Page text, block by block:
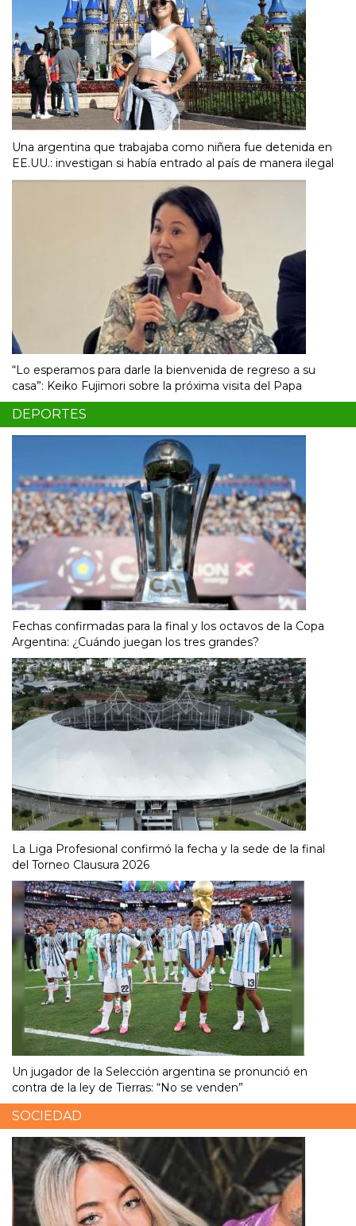
Una argentina que trabajaba como niñera fue detenida en
EE.UU.: investigan si había entrado al país de manera ilegal
“Lo esperamos para darle la bienvenida de regreso a su
casa”: Keiko Fujimori sobre la próxima visita del Papa
DEPORTES
Fechas confirmadas para la final y los octavos de la Copa
Argentina: ¿Cuándo juegan los tres grandes?
La Liga Profesional confirmó la fecha y la sede de la final
del Torneo Clausura 2026
Un jugador de la Selección argentina se pronunció en
contra de la ley de Tierras: “No se venden”
SOCIEDAD